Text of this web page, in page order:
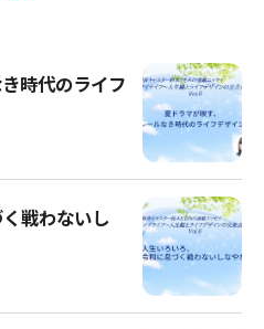
時代のライフ
戦わないし